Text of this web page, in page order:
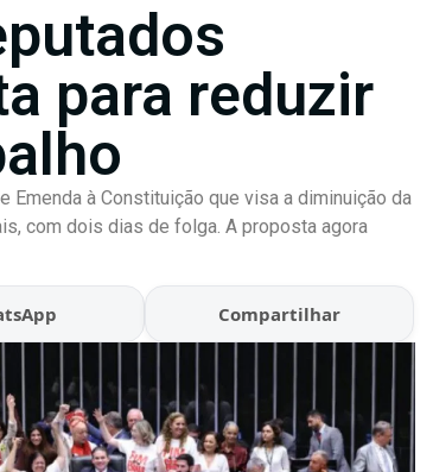
para reduzir
Emenda à Constituição que visa a diminuição da
com dois dias de folga. A proposta agora
Compartilhar